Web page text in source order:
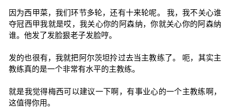
因为西甲菜，我们环节多轮，还有十来轮呢。 我，我不关心谁
夺冠西甲我就是哎，我关心你的阿森纳，你就关心你的阿森纳
谁。他发了发脸狠老子发脸哼。
发的也很有，我就把阿尔茨坦拎过去当主教练了。 呃，其实主
教练真的是一个非常有水平的主教练。
就是我觉得梅西可以建议一下啊，有事业心的一个主教练啊，
这值得你用。